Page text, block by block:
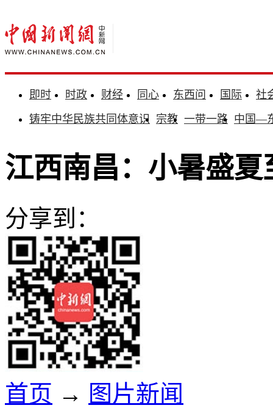
即时 时政 财经 同心 东西问 国际
社
铸牢中华民族共同体意识 宗教 一带一路 中国—
江西南昌：小暑盛夏
分享到：
首页 → 图片新闻